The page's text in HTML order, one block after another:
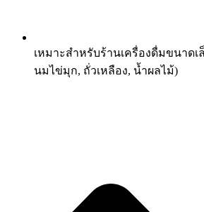
เหมาะสำหรับร้านเครื่องดื่มขนาดเ
นมไข่มุก, ถั่วเหลือง, น้ำผลไม้)